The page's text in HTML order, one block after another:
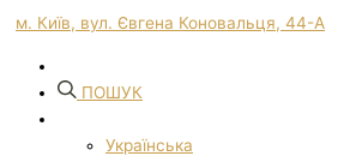
м. Київ, вул. Євгена Коновальця, 44-А
ПОШУК
Українська